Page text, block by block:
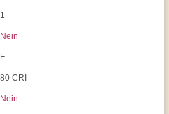
1
Nein
F
80 CRI
Nein